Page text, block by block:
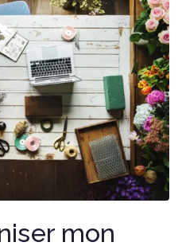
mon